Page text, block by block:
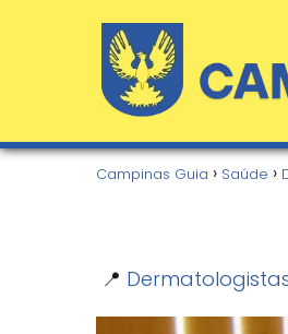
Campinas Guia Saúde
📍